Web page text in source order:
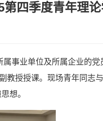
四季度青年理
事业单位及所属企业的
教授授课。现场青年同志
想。